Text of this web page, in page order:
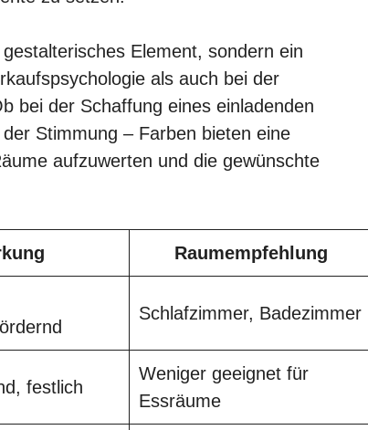
Element, sondern ein
als auch bei der
bei der Schaffung eines einladenden
Stimmung – Farben bieten eine
aufzuwerten und die gewünschte
Raumempfehlung
Schlafzimmer, Badezimmer
festlich
Weniger geeignet für
Essräume